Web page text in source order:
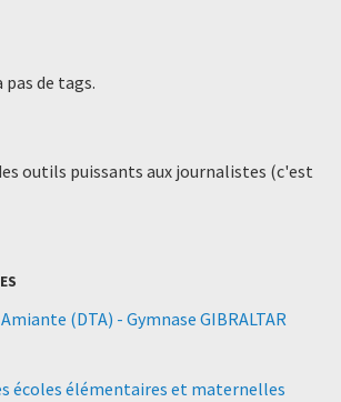
de tags.
outils puissants aux journalistes (c'est
(DTA) - Gymnase GIBRALTAR
écoles élémentaires et maternelles